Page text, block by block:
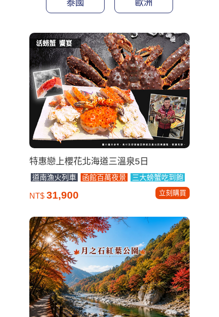
特惠戀上櫻花北海道三溫泉5日
道南漁火列車 函館百萬夜景 三大螃蟹吃到飽
NT$ 31,900 立刻購買